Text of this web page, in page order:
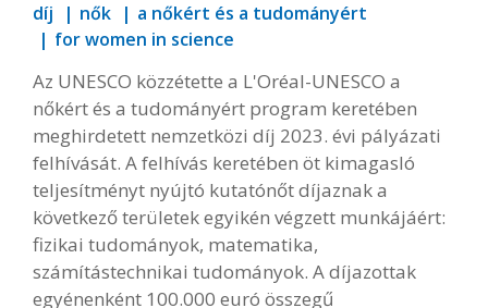
díj nők
a nőkért és a tudományért
for women in science
Az UNESCO közzétette a L'Oréal-UNESCO a
nőkért és a tudományért program keretében
meghirdetett nemzetközi díj 2023. évi pályázati
felhívását. A felhívás keretében öt kimagasló
teljesítményt nyújtó kutatónőt díjaznak a
következő területek egyikén végzett munkájáért:
fizikai tudományok, matematika,
számítástechnikai tudományok. A díjazottak
egyénenként 100.000 euró összegű